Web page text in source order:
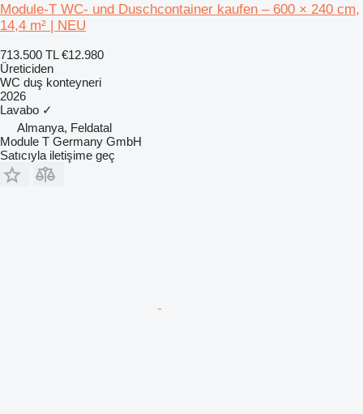
Module-T WC- und Duschcontainer kaufen – 600 × 240 cm,
14,4 m² | NEU
713.500 TL €12.980
Üreticiden
WC duş konteyneri
2026
Lavabo ✓
Almanya, Feldatal
Module T Germany GmbH
Satıcıyla iletişime geç